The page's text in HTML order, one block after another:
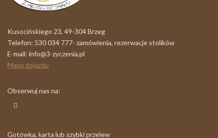
Kusocińskiego 23, 49-304 Brzeg
Telefon: 530 034 777- zamówienia, rezerwacje stolików
E-mail: info@3-zyczenia.pl
Mapa dojazdu
Obserwuj nas na:
Gotówka, karta lub szybki przelew